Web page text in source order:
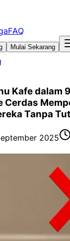
FAQ
Mulai Sekarang
Kafe dalam
Cerdas
Tanpa
2025